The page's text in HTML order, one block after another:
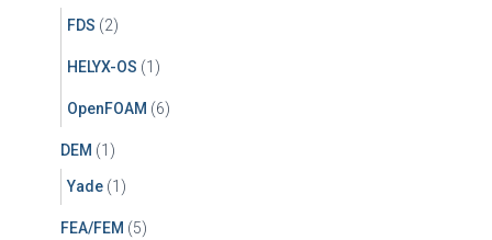
FDS (2)
HELYX-OS (1)
OpenFOAM (6)
DEM (1)
Yade (1)
FEA/FEM (5)